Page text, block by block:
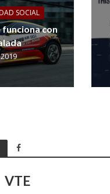
SOCIAL
funciona con
VTE